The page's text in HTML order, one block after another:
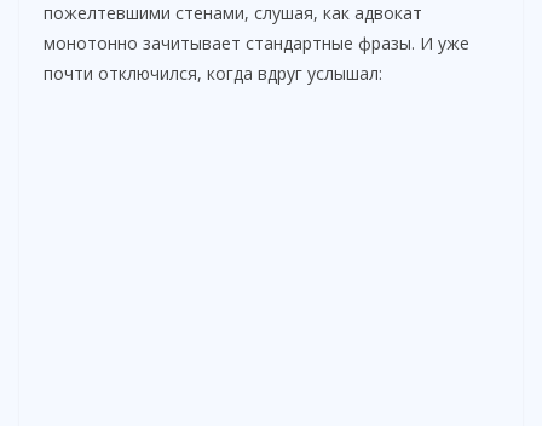
пожелтевшими стенами, слушая, как адвокат
монотонно зачитывает стандартные фразы. И уже
почти отключился, когда вдруг услышал: